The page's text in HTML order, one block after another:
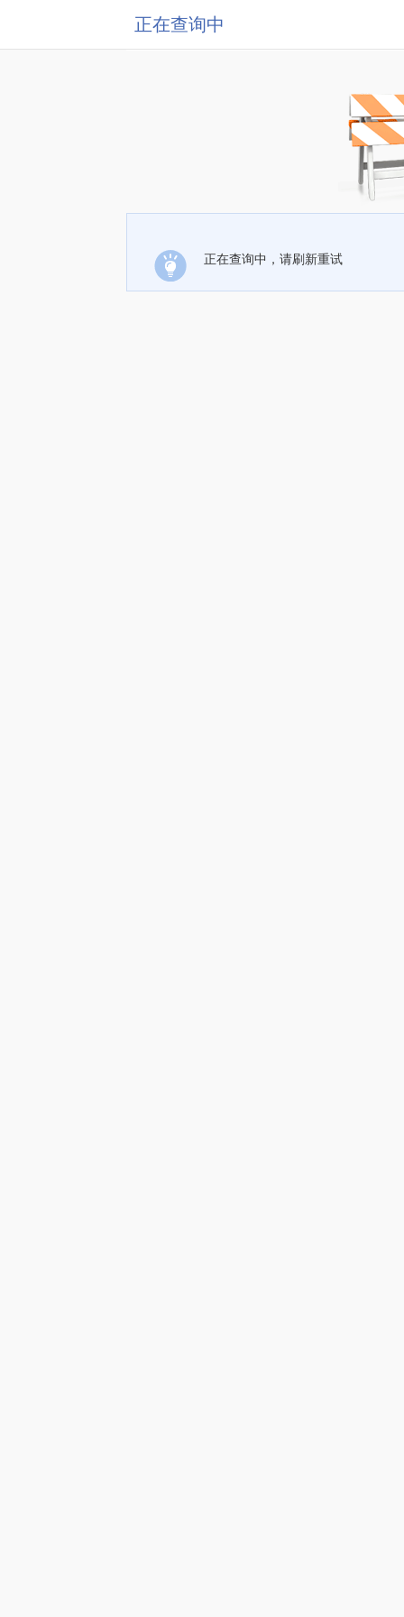
正在查询中
正在查询中，请刷新重试